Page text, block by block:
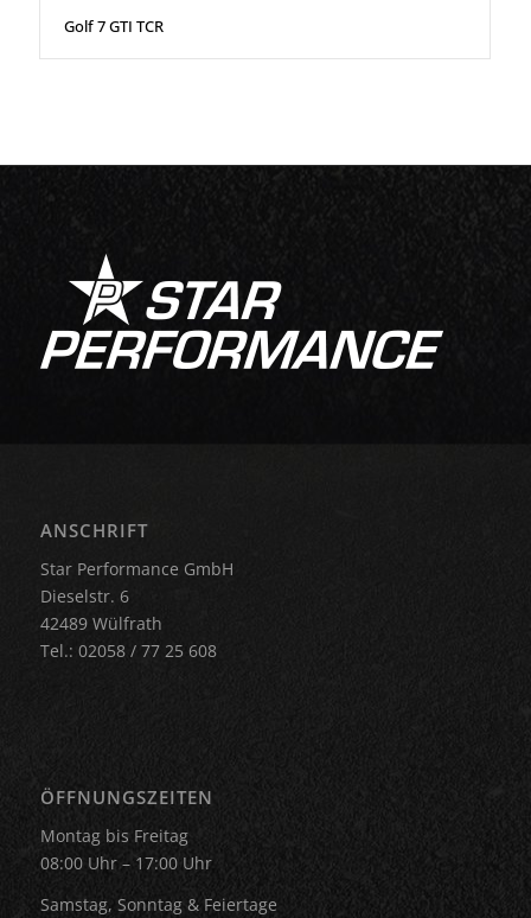
Golf 7 GTI TCR
ANSCHRIFT
Star Performance GmbH
Dieselstr. 6
42489 Wülfrath
Tel.: 02058 / 77 25 608
ÖFFNUNGSZEITEN
Montag bis Freitag
08:00 Uhr – 17:00 Uhr
Samstag, Sonntag & Feiertage